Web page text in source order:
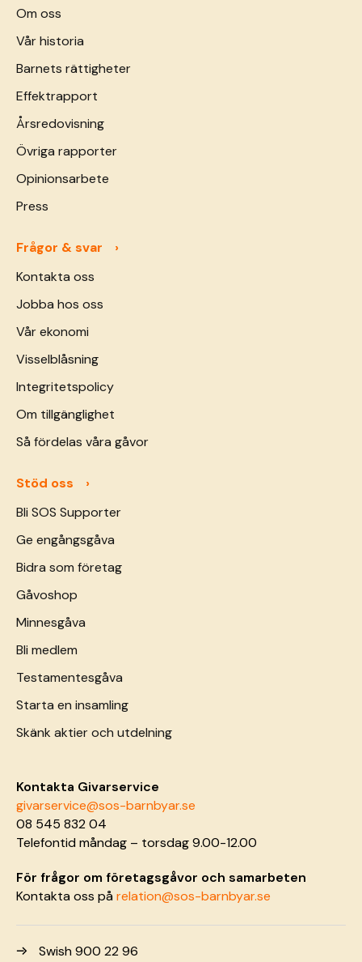
Om oss
Vår historia
Barnets rättigheter
Effektrapport
Årsredovisning
Övriga rapporter
Opinionsarbete
Press
Frågor & svar
Kontakta oss
Jobba hos oss
Vår ekonomi
Visselblåsning
Integritetspolicy
Om tillgänglighet
Så fördelas våra gåvor
Stöd oss
Bli SOS Supporter
Ge engångsgåva
Bidra som företag
Gåvoshop
Minnesgåva
Bli medlem
Testamentesgåva
Starta en insamling
Skänk aktier och utdelning
Kontakta Givarservice
givarservice@sos-barnbyar.se
08 545 832 04
Telefontid måndag – torsdag 9.00-12.00
För frågor om företagsgåvor och samarbeten
Kontakta oss pårelation@sos-barnbyar.se
Swish 900 22 96